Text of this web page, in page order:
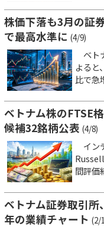
株価下落も3月の証
で最高水準に (4/9)
ベト
よると
比で急
ベトナム株のFTSE
候補32銘柄公表 (4/8)
イン
間評価
ベトナム証券取引
年の業績チャート (2/